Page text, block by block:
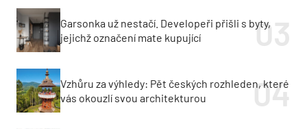
Garsonka už nestačí. Developeři přišli s byty,
jejichž označení mate kupující
Vzhůru za výhledy: Pět českých rozhleden, které
vás okouzlí svou architekturou